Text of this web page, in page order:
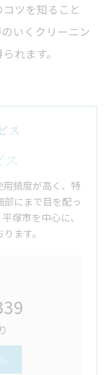
ツを知ること
いくクリーニン
れます。
ス
頻度が高く、特
にまで目を配っ
塚市を中心に、
ます。